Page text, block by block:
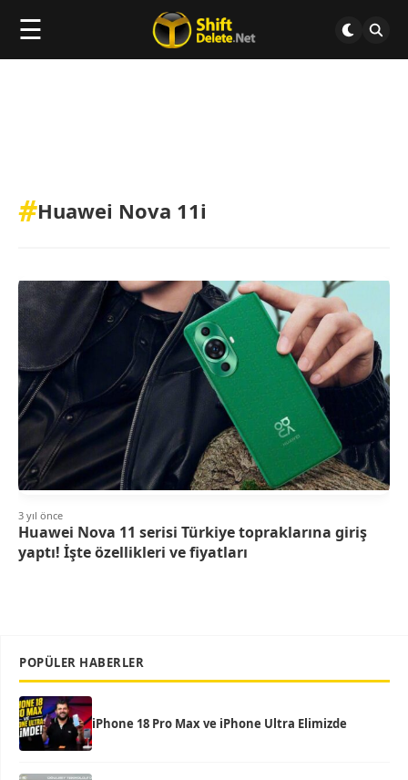
☰
#Huawei Nova 11i
3 yıl önce
Huawei Nova 11 serisi Türkiye topraklarına giriş
yaptı! İşte özellikleri ve fiyatları
POPÜLER HABERLER
iPhone 18 Pro Max ve iPhone Ultra Elimizde